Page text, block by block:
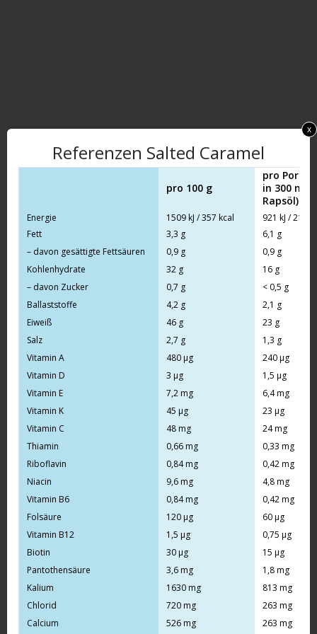
Referenzen Salted Caramel
pro 100 g
pro
in 300 ml
Rapsöl)
Energie
Fett
1509 kJ / 357 kcal
3,3 g
921 kJ / 218
6,1 g
– davon gesättigte Fettsäuren
0,9 g
0,9 g
Kohlenhydrate
32 g
16 g
– davon Zucker
0,7 g
< 0,5 g
Ballaststoffe
4,2 g
2,1 g
Eiweiß
46 g
23 g
Salz
2,7 g
1,3 g
Vitamin A
480 µg
240 µg
Vitamin D
3 µg
1,5 µg
Vitamin E
7,2 mg
6,4 mg
Vitamin K
45 µg
23 µg
Vitamin C
48 mg
24 mg
Thiamin
0,66 mg
0,33 mg
Riboflavin
0,84 mg
0,42 mg
Niacin
9,6 mg
4,8 mg
Vitamin B6
0,84 mg
0,42 mg
Folsäure
120 µg
60 µg
Vitamin B12
1,5 µg
0,75 µg
Biotin
30 µg
15 µg
Pantothensäure
3,6 mg
1,8 mg
Kalium
1630 mg
813 mg
Chlorid
720 mg
263 mg
Calcium
526 mg 263 mg
x